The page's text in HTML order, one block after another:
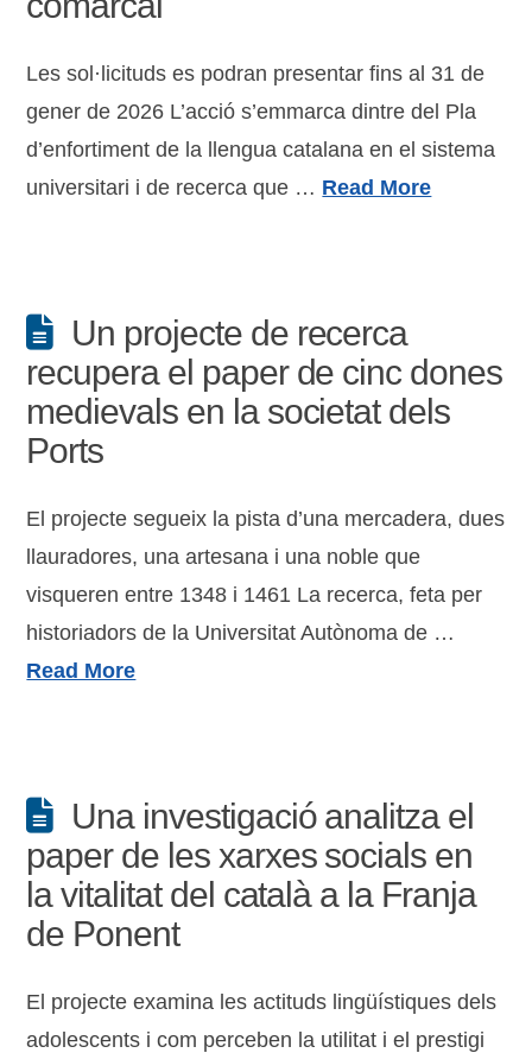
Les sol·licituds es podran presentar fins al 31 de
gener de 2026 L’acció s’emmarca dintre del Pla
d’enfortiment de la llengua catalana en el sistema
universitari i de recerca que … Read More
Un projecte de recerca
recupera el paper de cinc dones
medievals en la societat dels
Ports
El projecte segueix la pista d’una mercadera, dues
llauradores, una artesana i una noble que
visqueren entre 1348 i 1461 La recerca, feta per
historiadors de la Universitat Autònoma de …
Read More
Una investigació analitza el
paper de les xarxes socials en
la vitalitat del català a la Franja
de Ponent
El projecte examina les actituds lingüístiques dels
adolescents i com perceben la utilitat i el prestigi